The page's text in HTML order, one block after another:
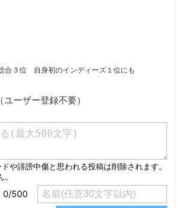
合３位 自身初のインディーズ１位にも
ーザー登録不要）